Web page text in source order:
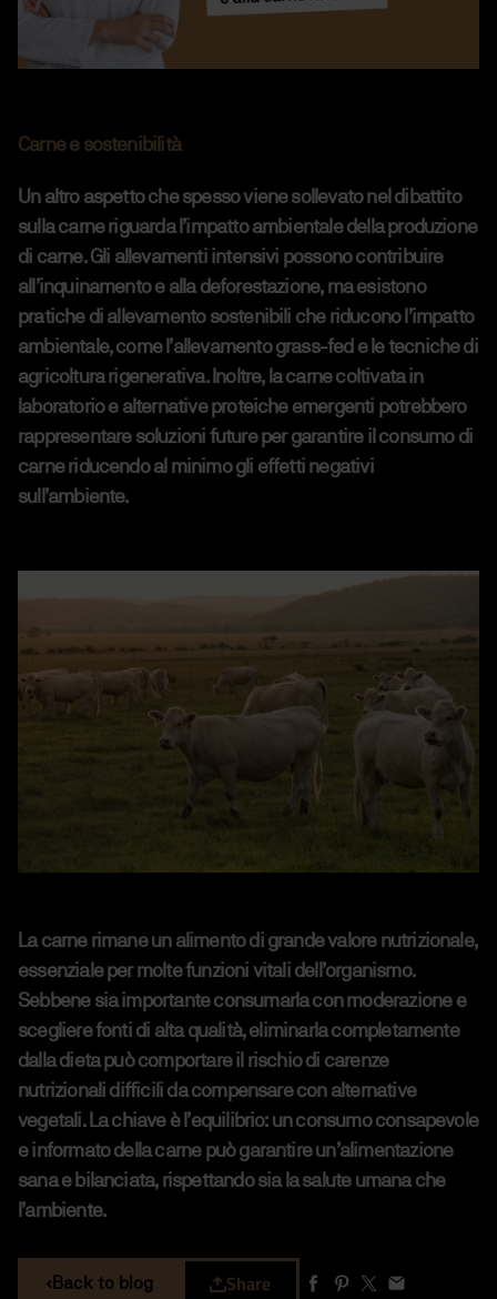
Carne e sostenibilità
Un altro aspetto che spesso viene sollevato nel dibattito
sulla carne riguarda l’impatto ambientale della produzione
di carne. Gli allevamenti intensivi possono contribuire
all’inquinamento e alla deforestazione, ma esistono
pratiche di allevamento sostenibili che riducono l’impatto
ambientale, come l’allevamento grass-fed e le tecniche di
agricoltura rigenerativa. Inoltre, la carne coltivata in
laboratorio e alternative proteiche emergenti potrebbero
rappresentare soluzioni future per garantire il consumo di
carne riducendo al minimo gli effetti negativi
sull’ambiente.
La carne rimane un alimento di grande valore nutrizionale,
essenziale per molte funzioni vitali dell’organismo.
Sebbene sia importante consumarla con moderazione e
scegliere fonti di alta qualità, eliminarla completamente
dalla dieta può comportare il rischio di carenze
nutrizionali difficili da compensare con alternative
vegetali. La chiave è l’equilibrio: un consumo consapevole
e informato della carne può garantire un’alimentazione
sana e bilanciata, rispettando sia la salute umana che
l’ambiente.
Back to blog Share